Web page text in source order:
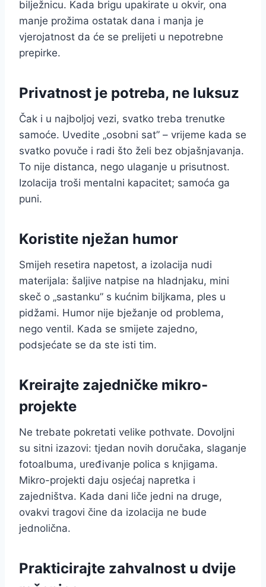
bilježnicu. Kada brigu upakirate u okvir, ona
manje prožima ostatak dana i manja je
vjerojatnost da će se prelijeti u nepotrebne
prepirke.
Privatnost je potreba, ne luksuz
Čak i u najboljoj vezi, svatko treba trenutke
samoće. Uvedite „osobni sat” – vrijeme kada se
svatko povuče i radi što želi bez objašnjavanja.
To nije distanca, nego ulaganje u prisutnost.
Izolacija troši mentalni kapacitet; samoća ga
puni.
Koristite nježan humor
Smijeh resetira napetost, a izolacija nudi
materijala: šaljive natpise na hladnjaku, mini
skeč o „sastanku” s kućnim biljkama, ples u
pidžami. Humor nije bježanje od problema,
nego ventil. Kada se smijete zajedno,
podsjećate se da ste isti tim.
Kreirajte zajedničke mikro-
projekte
Ne trebate pokretati velike pothvate. Dovoljni
su sitni izazovi: tjedan novih doručaka, slaganje
fotoalbuma, uređivanje polica s knjigama.
Mikro-projekti daju osjećaj napretka i
zajedništva. Kada dani liče jedni na druge,
ovakvi tragovi čine da izolacija ne bude
jednolična.
Prakticirajte zahvalnost u dvije